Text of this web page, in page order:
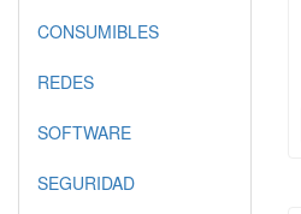
CONSUMIBLES
REDES
SOFTWARE
SEGURIDAD